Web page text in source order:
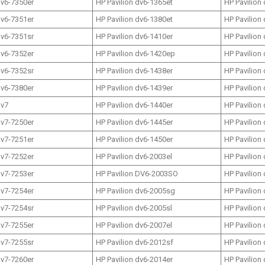
7350er HP Pavilion dv6-1365et
HP
7351er
HP Pavilion dv6-1380et
HP Pavilion
7351sr
HP Pavilion dv6-1410er
HP Pavilion
7352er
HP Pavilion dv6-1420ep
HP Pavilion
7352sr
HP Pavilion dv6-1438er
HP Pavilion
7380er
HP Pavilion dv6-1439er
HP Pavilion
HP Pavilion dv6-1440er
HP Pavilion
7250er
HP Pavilion dv6-1445er
HP Pavilion
7251er
HP Pavilion dv6-1450er
HP Pavilion
7252er
HP Pavilion dv6-2003el
HP Pavilion
7253er
HP Pavilion DV6-2003SO
HP Pavilion
7254er
HP Pavilion dv6-2005sg
HP Pavilion
7254sr
HP Pavilion dv6-2005sl
HP Pavilion
7255er
HP Pavilion dv6-2007el
HP Pavilion
7255sr
HP Pavilion dv6-2012sf
HP Pavilion
7260er
HP Pavilion dv6-2014er HP Pavilion